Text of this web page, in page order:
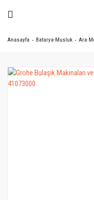
Anasayfa Batarya-Musluk Ara